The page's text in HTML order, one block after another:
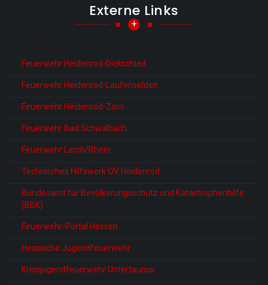
Externe Links
+
Feuerwehr Heidenrod-Dickschied
Feuerwehr Heidenrod-Laufenselden
Feuerwehr Heidenrod-Zorn
Feuerwehr Bad Schwalbach
Feuerwehr Lorch/Rhein
Technisches Hilfswerk OV Heidenrod
Bundesamt für Bevölkerungsschutz und Katastrophenhilfe
(BBK)
Feuerwehr-Portal Hessen
Hessische Jugendfeuerwehr
Kreisjugendfeuerwehr Untertaunus